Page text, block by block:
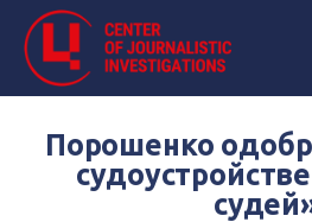
Порошенко